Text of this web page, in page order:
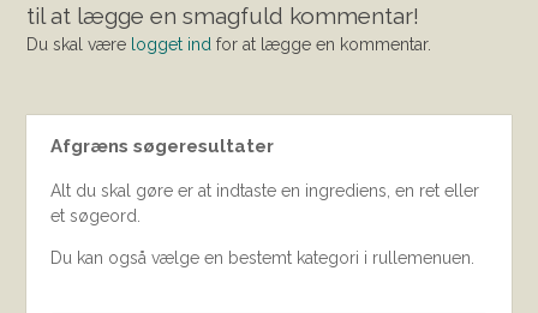
til at lægge en smagfuld kommentar!
Du skal være logget ind for at lægge en kommentar.
Afgræns søgeresultater
Alt du skal gøre er at indtaste en ingrediens, en ret eller
et søgeord.
Du kan også vælge en bestemt kategori i rullemenuen.